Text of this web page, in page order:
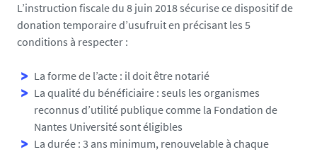
L’instruction fiscale du 8 juin 2018 sécurise ce dispositif de
donation temporaire d’usufruit en précisant les 5
conditions à respecter :
La forme de l’acte : il doit être notarié
La qualité du bénéficiaire : seuls les organismes
reconnus d’utilité publique comme la Fondation de
Nantes Université sont éligibles
La durée : 3 ans minimum, renouvelable à chaque